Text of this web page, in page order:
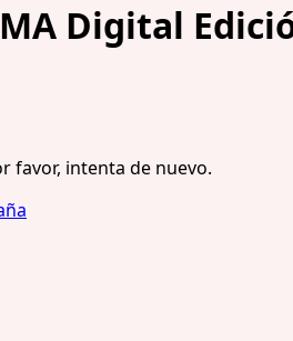
Digital
favor, intenta de nuevo.